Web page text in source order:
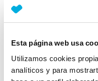
Esta página web usa
Utilizamos cookies
analíticos y para
Ficha técnica